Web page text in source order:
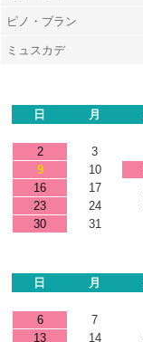
ピノ・ブラン
ミュスカデ
日
月
2
3
9
10
16
17
23
24
30
31
日
月
6
7
13
14